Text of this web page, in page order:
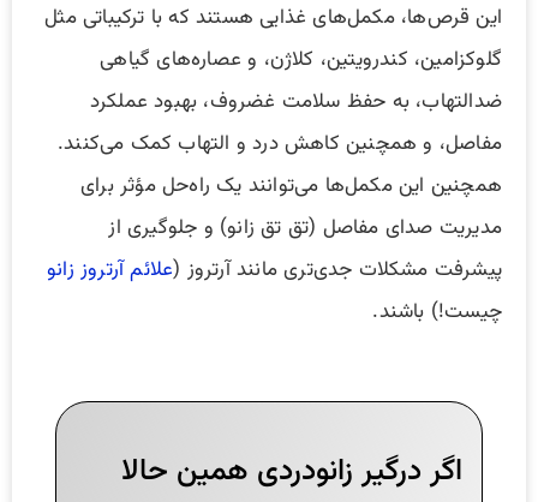
این قرص‌ها، مکمل‌های غذایی هستند که با ترکیباتی مثل
گلوکزامین، کندرویتین، کلاژن، و عصاره‌های گیاهی
ضدالتهاب، به حفظ سلامت غضروف، بهبود عملکرد
مفاصل، و همچنین کاهش درد و التهاب کمک می‌کنند.
همچنین این مکمل‌ها می‌توانند یک راه‌حل مؤثر برای
مدیریت صدای مفاصل (تق تق زانو) و جلوگیری از
پیشرفت مشکلات جدی‌تری مانند آرتروز (علائم آرتروز زانو
چیست!) باشند.